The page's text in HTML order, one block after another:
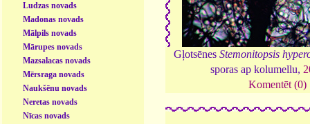
Ludzas novads
Madonas novads
Mālpils novads
Mārupes novads
Mazsalacas novads
Mērsraga novads
Naukšēnu novads
Neretas novads
Nīcas novads
Gļotsēnes Stemonitopsis
sporas ap kolumellu,
Komentēt (0)